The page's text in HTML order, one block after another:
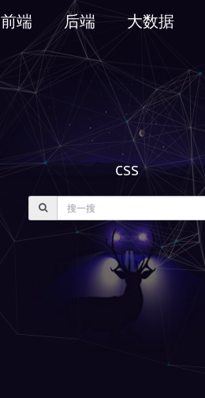
前端 后端 大数据
css